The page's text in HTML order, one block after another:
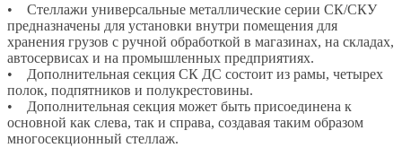
• Стеллажи универсальные металлические серии СК/СКУ
предназначены для установки внутри помещения для
хранения грузов с ручной обработкой в магазинах, на складах,
автосервисах и на промышленных предприятиях.
• Дополнительная секция СК ДС состоит из рамы, четырех
полок, подпятников и полукрестовины.
• Дополнительная секция может быть присоединена к
основной как слева, так и справа, создавая таким образом
многосекционный стеллаж.